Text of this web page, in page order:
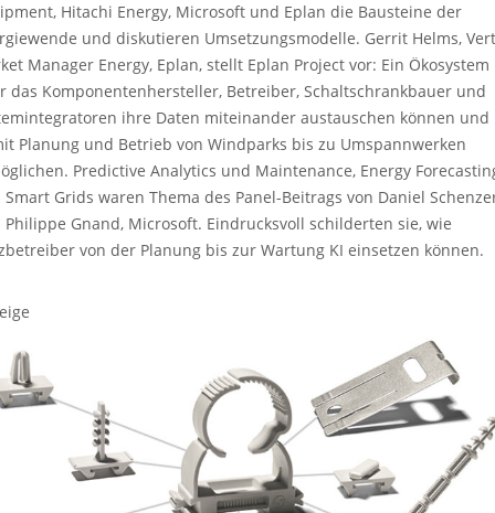
Hitachi Energy, Microsoft und Eplan die Bausteine der
und diskutieren Umsetzungsmodelle. Gerrit Helms,
Manager Energy, Eplan, stellt Eplan Project vor: Ein Ökosystem
das Komponentenhersteller, Betreiber, Schaltschrankbauer und
ihre Daten miteinander austauschen können und
Planung und Betrieb von Windparks bis zu Umspannwerken
Predictive Analytics und Maintenance, Energy
Grids waren Thema des Panel-Beitrags von Daniel
Philippe Gnand, Microsoft. Eindrucksvoll schilderten sie, wie
von der Planung bis zur Wartung KI einsetzen können.